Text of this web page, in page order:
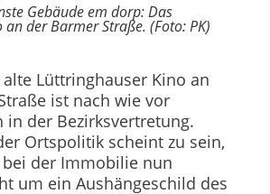
Gebäude em dorp: Das
der Barmer Straße. (Foto: PK)
alte Lüttringhauser Kino an
ist nach wie vor
in der Bezirksvertretung.
Ortspolitik scheint zu sein,
bei der Immobilie nun
um ein Aushängeschild des